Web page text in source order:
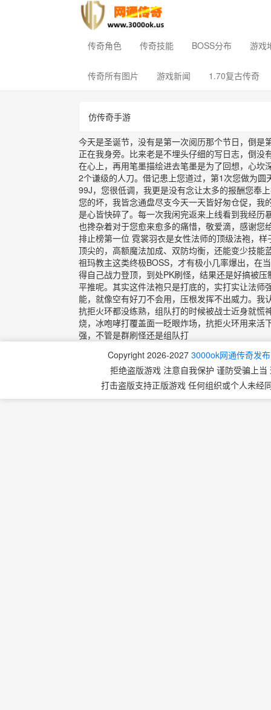
传奇角色 传奇技能 BOSS分布 游戏
传奇所有图片 游戏新闻 1.70复古传奇
仿传奇手游
今天是圣诞节，没有是第一次阅历那个节日，倒
正在我身旁。比来老是不埋头仔细的写日志，倒
在心上，再用笔墨描绘进去笔墨是为了回想，心
2个谦级的人刀。借记患上您道过，第1次您做为
99J，您很低调，我更是没有念让太多的报酬您奉
您的坏，我皆念通盘尽支今天一天皆好匆仓促，
是心皆快碎了。每一次我闲完返来上线看到我经
也搀杂着对于您愈来愈多的痛惜，敬爱滴，感谢
排止榜第一位 霓裳羽衣是女性法师的顶级法袍，
顶尖的，高额魔法加成、双防均衡，还能变少技
祖玛教主这类终极BOSS，才有极小几率爆出，在
得自己战力登顶，到处PK刷怪，结果还是好搞被
平推呢。其实这件法袍只是打底的，实打实让法
能，就像空有好刀不会用，压根发挥不出威力。
抗拒火环都没练熟，组队打的时候被战士近身就
烧，冰咆哮打覆盖面一眨眼炸场，抗拒火环用来
强，不管是群刷怪还是组队打
Copyright 2026-2027 3000ok网通传奇发
拒绝盗版游戏 注意自我保护 谨防受骗上
打击盗版支持正版游戏 任何组织或个人未经